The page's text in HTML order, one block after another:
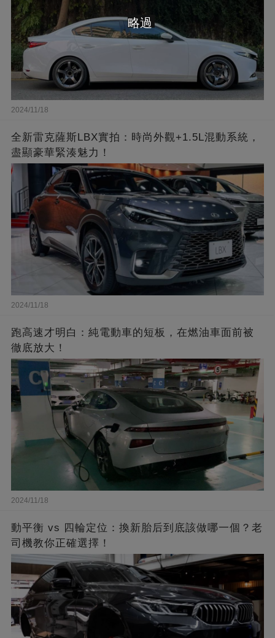
2024/11/18
全新雷克薩斯LBX實拍：時尚外觀+1.5L混動系統，
盡顯豪華緊湊魅力！
2024/11/18
跑高速才明白：純電動車的短板，在燃油車面前被
徹底放大！
2024/11/18
動平衡 vs 四輪定位：換新胎后到底該做哪一個？老
司機教你正確選擇！
略過